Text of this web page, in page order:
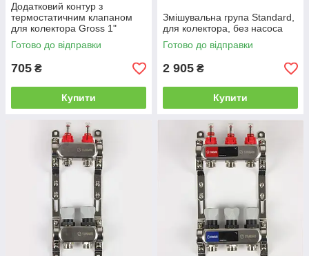
Додатковий контур з
термостатичним клапаном
для колектора Gross 1"
Готово до відправки
705 ₴
Купити
Змішувальна група Standard,
для колектора, без насоса
Готово до відправки
2 905 ₴
Купити